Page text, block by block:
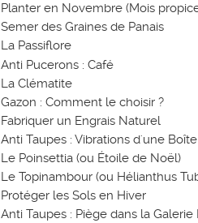
Planter en Novembre (Mois
Semer des Graines de Panais
La Passiflore
Anti Pucerons : Café
La Clématite
Gazon : Comment le choisir ?
Fabriquer un Engrais Naturel
Anti Taupes : Vibrations d'une
Le Poinsettia (ou Étoile de Noël)
Le Topinambour (ou Hélianthus
Protéger les Sols en Hiver
Anti Taupes : Piège dans la Galerie